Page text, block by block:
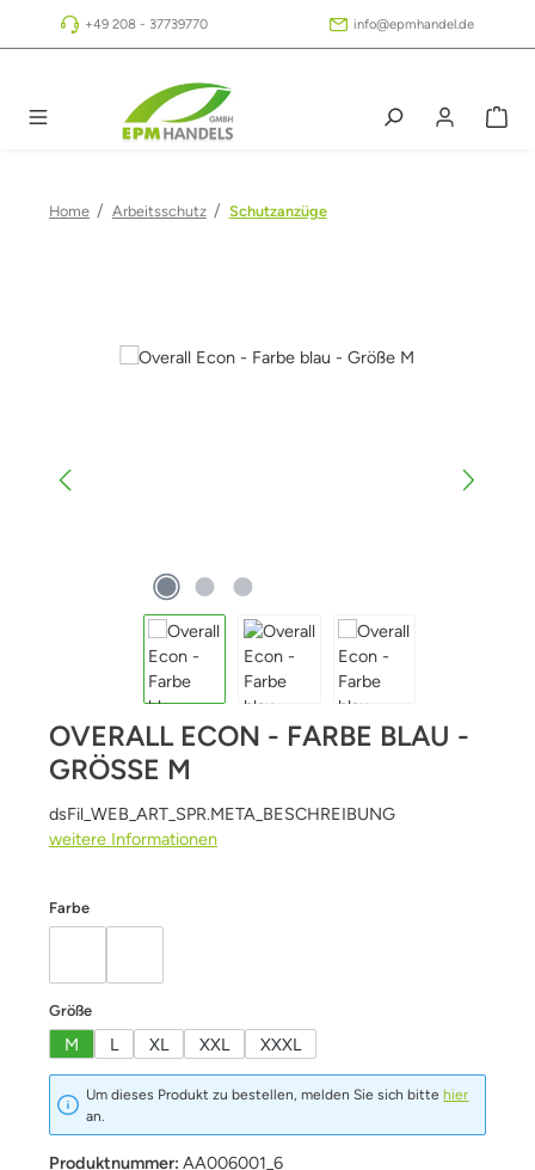
Zum Hauptinhalt springen
+49 208 - 37739770 info@epmhandel.de
Home / Arbeitsschutz / Schutzanzüge
Bildergalerie überspringen
OVERALL ECON - FARBE BLAU -
GRÖSSE M
dsFil_WEB_ART_SPR.META_BESCHREIBUNG
weitere Informationen
Farbeauswählen
Größeauswählen
M L XL XXL XXXL
Um dieses Produkt zu bestellen, melden Sie sich bittehier
an.
Produktnummer: AA006001_6